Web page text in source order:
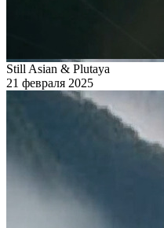
Still Asian & Plutaya
21 февраля 2025